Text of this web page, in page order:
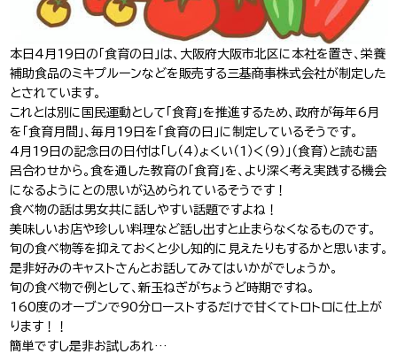
本日 4 月 19 日の「食育の日」は、大阪府大阪市北区に本社を置き、栄養
補助食品のミキプルーンなどを販売する三基商事株式会社が制定した
とされています。
これとは別に国民運動として「食育」を推進するため、政府が毎年6 月
を「食育月間」、毎月 19 日を「食育の日」に制定しているそうです。
4 月 19 日の記念日の日付は「し（ 4 ）ょくい（ 1 ）く（9 ）」（食育）と読む語
呂合わせから。食を通した教育の「食育」を、より深く考え実践する機会
になるようにとの思いが込められているそうです！
食べ物の話は男女共に話しやすい話題ですよね！
美味しいお店や珍しい料理など話し出すと止まらなくなるものです。
旬の食べ物等を抑えておくと少し知的に見えたりもするかと思います。
是非好みのキャストさんとお話してみてはいかがでしょうか。
旬の食べ物で例として、新玉ねぎがちょうど時期ですね。
160度のオーブンで90分ローストするだけで甘くてトロトロに仕上が
ります！！
簡単ですし是非お試しあれ…